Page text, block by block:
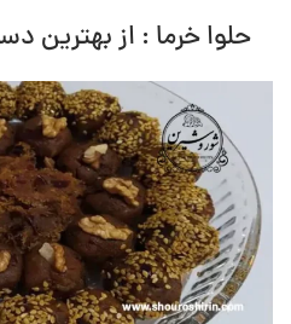
حلوا خرما : از بهترین